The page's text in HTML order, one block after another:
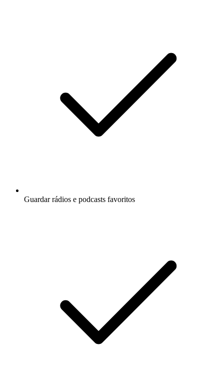
Guardar rádios e podcasts favoritos